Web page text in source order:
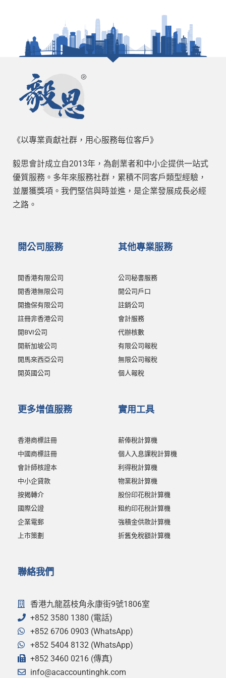
《以專業貢獻社群，用心服務每位客戶》
毅思會計成立自2013年，為創業者和中小企提供一站式
優質服務。多年來服務社群，累積不同客戶類型經驗，
並屢獲獎項。我們堅信與時並進，是企業發展成長必經
之路。
開公司服務
開香港有限公司
開香港無限公司
開擔保有限公司
註冊非香港公司
開BVI公司
開新加坡公司
開馬來西亞公司
開英國公司
其他專業服務
公司秘書服務
開公司戶口
註銷公司
會計服務
代辦核數
有限公司報稅
無限公司報稅
個人報稅
更多增值服務
香港商標註冊
中國商標註冊
會計師核證本
中小企貸款
按揭轉介
國際公證
企業電郵
上市策劃
實用工具
薪俸稅計算機
個人入息課稅計算機
利得稅計算機
物業稅計算機
股份印花稅計算機
租約印花稅計算機
強積金供款計算機
折舊免稅額計算機
聯絡我們
香港九龍荔枝角永康街9號1806室
+852 3580 1380 (電話)
+852 6706 0903 (WhatsApp)
+852 5404 8132 (WhatsApp)
+852 3460 0216 (傳真)
info@acaccountinghk.com